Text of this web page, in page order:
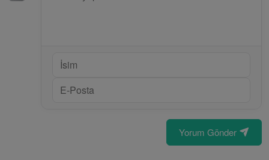
Yorum Gönder